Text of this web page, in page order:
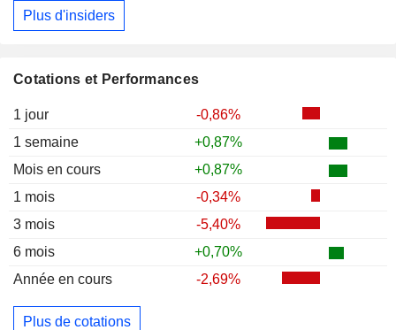
Cotations et Performances
1 jour
-0,86%
1 semaine
+0,87%
Mois en cours
+0,87%
1 mois
-0,34%
3 mois
-5,40%
6 mois
+0,70%
Année en cours
-2,69%
Plus de cotations
Plus d'insiders